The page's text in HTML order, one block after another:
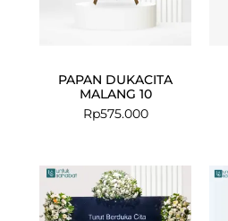
PAPAN DUKACITA
MALANG 10
Rp575.000